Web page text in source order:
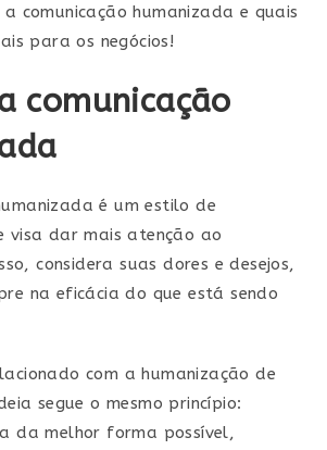
comunicação humanizada e quais
para os negócios!
comunicação
é um estilo de
visa dar mais atenção ao
considera suas dores e desejos,
na eficácia do que está sendo
com a humanização de
segue o mesmo princípio:
da melhor forma possível,